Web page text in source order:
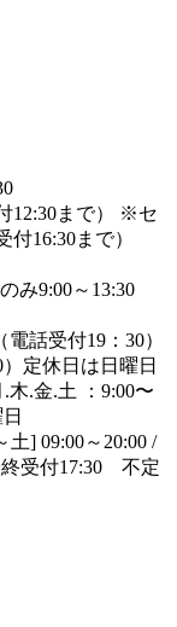
12:30まで） ※セ
16:30まで）
み9:00～13:30
話受付19：30）
定休日は日曜日
.金.土 ：9:00〜
] 09:00～20:00 /
終受付17:30 不定